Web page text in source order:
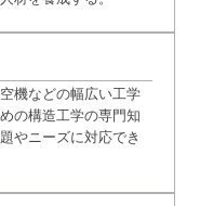
機などの幅広い工学
の構造工学の専門知
やニーズに対応でき